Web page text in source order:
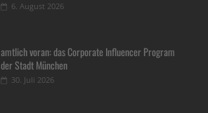
6. August 2026
amtlich voran: das Corporate Influencer Program
der Stadt München
30. Juli 2026